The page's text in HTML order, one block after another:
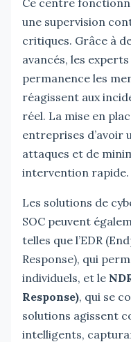
une supervision
critiques. Grâce à
avancés, les
permanence les
réagissent aux
réel. La mise en
entreprises d’avoir
attaques et de
intervention rapide.
Les solutions de
SOC peuvent
telles que l’EDR
Response), qui
individuels, et le
Response), qui se
solutions agissent
intelligents,